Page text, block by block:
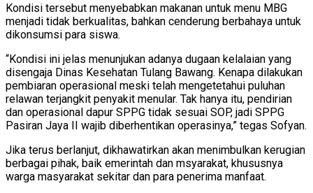
Kondisi tersebut menyebabkan makanan untuk menu MBG
menjadi tidak berkualitas, bahkan cenderung berbahaya untuk
dikonsumsi para siswa.
“Kondisi ini jelas menunjukan adanya dugaan kelalaian yang
disengaja Dinas Kesehatan Tulang Bawang. Kenapa dilakukan
pembiaran operasional meski telah mengetetahui puluhan
relawan terjangkit penyakit menular. Tak hanya itu, pendirian
dan operasional dapur SPPG tidak sesuai SOP, jadi SPPG
Pasiran Jaya II wajib diberhentikan operasinya,” tegas Sofyan.
Jika terus berlanjut, dikhawatirkan akan menimbulkan kerugian
berbagai pihak, baik emerintah dan msyarakat, khususnya
warga masyarakat sekitar dan para penerima manfaat.